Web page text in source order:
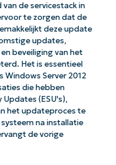
de servicestack in
te zorgen dat de
deze update
updates,
beveiliging van het
Het is essentieel
Server 2012
die hebben
(ESU's),
het updateproces te
na installatie
de vorige